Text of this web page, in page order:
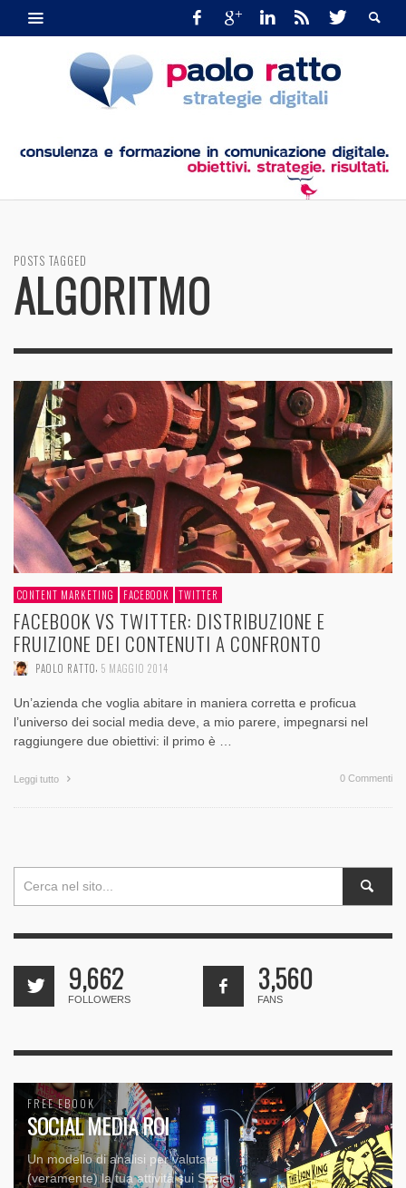
POSTS TAGGED
ALGORITMO
CONTENT MARKETING FACEBOOK TWITTER
FACEBOOK VS TWITTER: DISTRIBUZIONE E
FRUIZIONE DEI CONTENUTI A CONFRONTO
PAOLO RATTO 5 MAGGIO 2014
Un’azienda che voglia abitare in maniera corretta e proficua
l’universo dei social media deve, a mio parere, impegnarsi nel
raggiungere due obiettivi: il primo è …
Leggi tutto 0 Commenti
9,662
FOLLOWERS
3,560
FANS
FREE EBOOK
SOCIAL MEDIA ROI
Un modello di analisi per valutare
(veramente) la tua attività sui Social